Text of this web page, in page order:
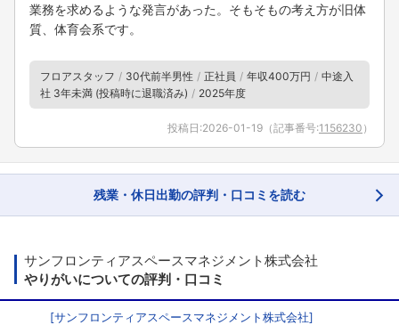
業務を求めるような発言があった。そもそもの考え方が旧体
質、体育会系です。
フロアスタッフ 30代前半男性 正社員 年収400万円
中途入
社 3年未満 (投稿時に退職済み)
2025年度
投稿日:2026-01-19 （記事番号:1156230 ）
残業・休日出勤の評判・口コミを読む
サンフロンティアスペースマネジメント株式会社
やりがいについての評判・口コミ
[サンフロンティアスペースマネジメント株式会社]